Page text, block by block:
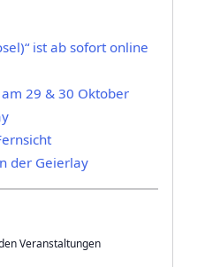
ist ab sofort online
29 & 30 Oktober
der Geierlay
Veranstaltungen